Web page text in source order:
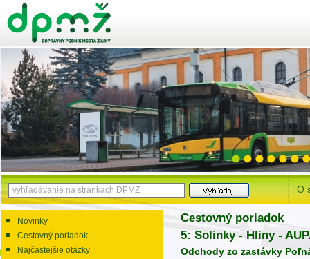
O
Novinky
Cestovný poriadok
Najčastejšie otázky
Cestovný poriadok
5: Solinky - Hliny -
Odchody zo zastávky